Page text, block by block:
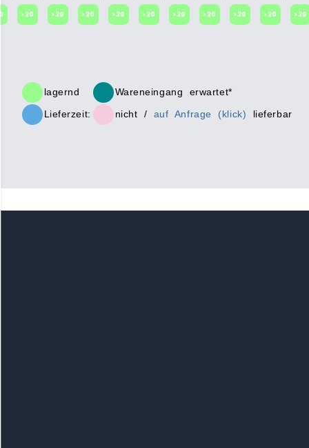
>20 >20 >20 >20 >20 >20 >20 >20 >20 >20
lagernd
Wareneingang erwartet*
Lieferzeit:
nicht / auf Anfrage (klick) lieferbar